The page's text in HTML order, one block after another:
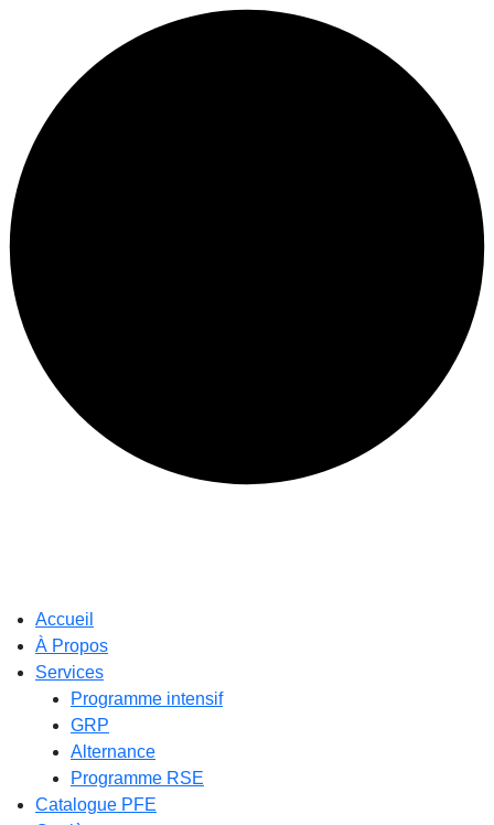
Accueil
À Propos
Services
Programme intensif
GRP
Alternance
Programme RSE
Catalogue PFE